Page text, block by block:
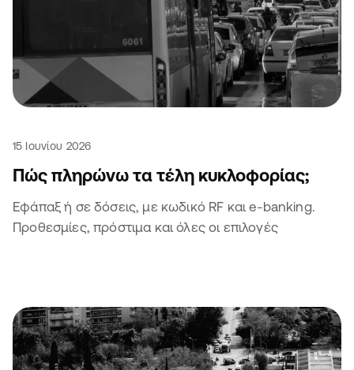
15 Ιουνίου 2026
Πώς πληρώνω τα τέλη κυκλοφορίας;
Εφάπαξ ή σε δόσεις, με κωδικό RF και e-banking.
Προθεσμίες, πρόστιμα και όλες οι επιλογές